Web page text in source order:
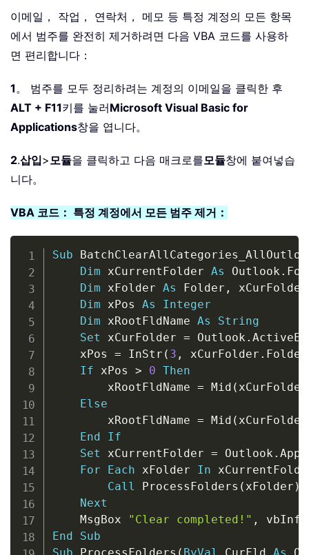
이메일， 작업， 연락처， 메모 등 특정 계정의 모든 항목
에서 범주를 완전히 제거하려면 다음 VBA 코드를 사용하
면 편리합니다：
1 。 범주를 모두 정리하려는 계정의 이메일을 클릭한 후
ALT + F11키를 눌러Microsoft Visual Basic for
Applications창을 엽니다。
2.삽입>모듈을 클릭하고 다음 매크로를모듈창에 붙여넣습
니다。
VBA 코드： 특정 계정에서 모든 범주 제거：
Sub
Dim xCurrentFolder As Outlook .
Dim xFolder As Folder ,
Dim xPos As
Integer
Dim xRootFldName As
String
Set xCurFolder = Outlook .
    xPos
= InStr ( 3 , xCurFolder .
If xPos > 0 Then
        xRootFldName
= Mid ( xCurFolder
Else
        xRootFldName
= Mid ( xCurFolder
End
If
Set xCurrentFolder = Outlook .
For
Each xFolder In
Call
ProcessFolders ( xFolder )
Next
    MsgBox
"Clear completed!" ,
End
Sub
Copy